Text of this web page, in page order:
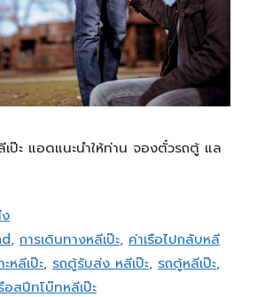
เป๊ะ แอดแนะนำให้ท่าน จองตั๋วรถตู้ แล
, การเดินทางหลีเป๊ะ, ค่าเรือไปกลับหลี
หลีเป๊ะ, รถตู้รับส่ง หลีเป๊ะ, รถตู้หลีเป๊ะ,
อสปีทโบ๊ทหลีเป๊ะ